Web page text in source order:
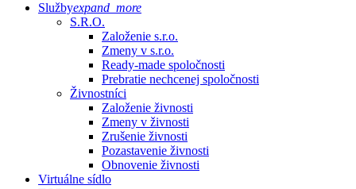
Službyexpand_more
S.R.O.
Založenie s.r.o.
Zmeny v s.r.o.
Ready-made spoločnosti
Prebratie nechcenej spoločnosti
Živnostníci
Založenie živnosti
Zmeny v živnosti
Zrušenie živnosti
Pozastavenie živnosti
Obnovenie živnosti
Virtuálne sídlo